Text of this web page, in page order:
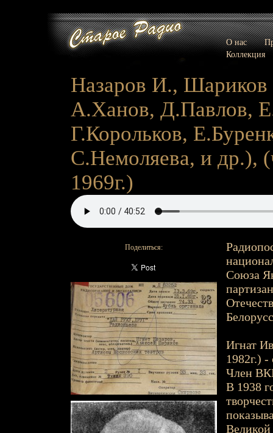
О нас
Коллекция
Назаров И., Шариков
А.Ханов, Д.Павлов,
Г.Корольков,
С.Немоляева, и др.),
1969г.)
Поделиться:
Союза
Игнат
1982г.) -
Член
В 1938
Великой